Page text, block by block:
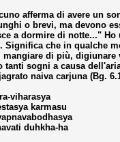
afferma di avere un
o brevi, ma devono
a dormire di notte..."
Significa che in qualche
mangiare di più, digiunare
tanti sogni a causa
naiva carjuna (Bg.
viharasya
karmasu
duhkha-ha